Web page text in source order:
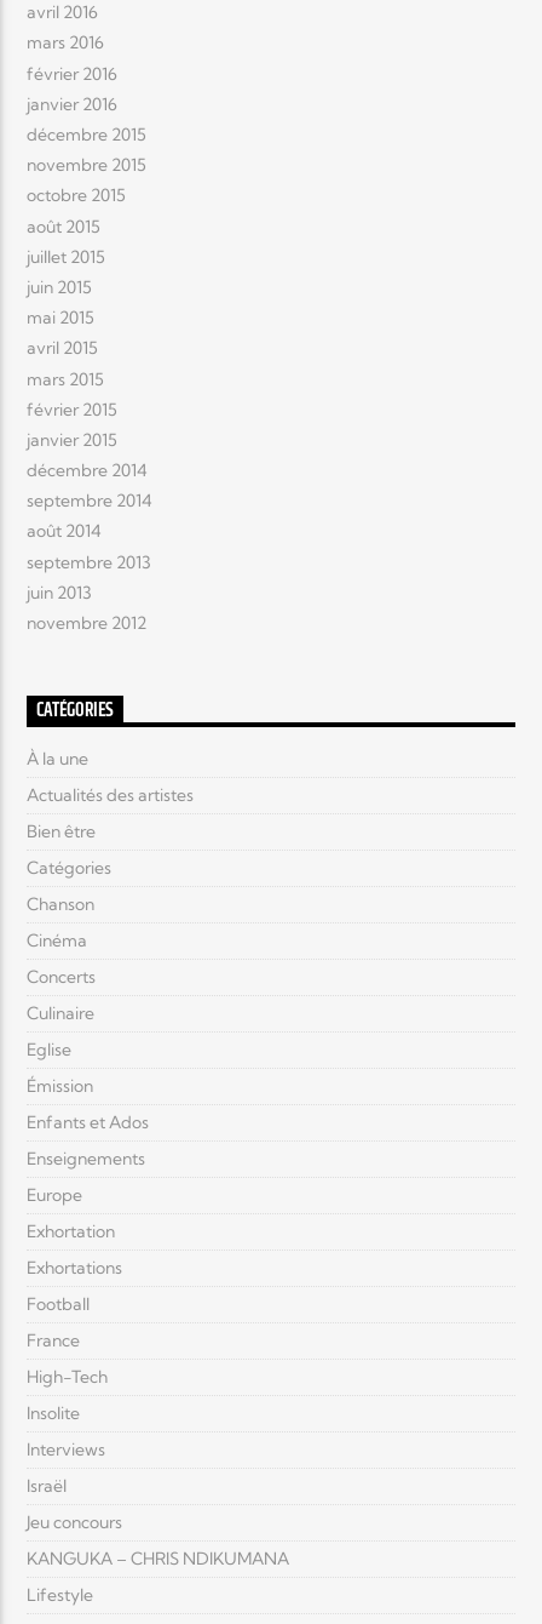
avril 2016
mars 2016
février 2016
janvier 2016
décembre 2015
novembre 2015
octobre 2015
août 2015
juillet 2015
juin 2015
mai 2015
avril 2015
mars 2015
février 2015
janvier 2015
décembre 2014
septembre 2014
août 2014
septembre 2013
juin 2013
novembre 2012
CATÉGORIES
À la une
Actualités des artistes
Bien être
Catégories
Chanson
Cinéma
Concerts
Culinaire
Eglise
Émission
Enfants et Ados
Enseignements
Europe
Exhortation
Exhortations
Football
France
High-Tech
Insolite
Interviews
Israël
Jeu concours
KANGUKA – CHRIS NDIKUMANA
Lifestyle